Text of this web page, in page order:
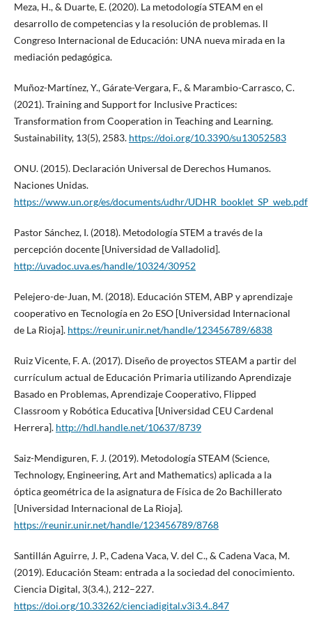
Meza, H., & Duarte, E. (2020). La metodología STEAM en el
desarrollo de competencias y la resolución de problemas. ll
Congreso Internacional de Educación: UNA nueva mirada en la
mediación pedagógica.
Muñoz-Martínez, Y., Gárate-Vergara, F., & Marambio-Carrasco, C.
(2021). Training and Support for Inclusive Practices:
Transformation from Cooperation in Teaching and Learning.
Sustainability, 13(5), 2583. https://doi.org/10.3390/su13052583
ONU. (2015). Declaración Universal de Derechos Humanos.
Naciones Unidas.
https://www.un.org/es/documents/udhr/UDHR_booklet_SP_web.pdf
Pastor Sánchez, I. (2018). Metodología STEM a través de la
percepción docente [Universidad de Valladolid].
http://uvadoc.uva.es/handle/10324/30952
Pelejero-de-Juan, M. (2018). Educación STEM, ABP y aprendizaje
cooperativo en Tecnología en 2o ESO [Universidad Internacional
de La Rioja]. https://reunir.unir.net/handle/123456789/6838
Ruiz Vicente, F. A. (2017). Diseño de proyectos STEAM a partir del
currículum actual de Educación Primaria utilizando Aprendizaje
Basado en Problemas, Aprendizaje Cooperativo, Flipped
Classroom y Robótica Educativa [Universidad CEU Cardenal
Herrera]. http://hdl.handle.net/10637/8739
Saiz-Mendiguren, F. J. (2019). Metodología STEAM (Science,
Technology, Engineering, Art and Mathematics) aplicada a la
óptica geométrica de la asignatura de Física de 2o Bachillerato
[Universidad Internacional de La Rioja].
https://reunir.unir.net/handle/123456789/8768
Santillán Aguirre, J. P., Cadena Vaca, V. del C., & Cadena Vaca, M.
(2019). Educación Steam: entrada a la sociedad del conocimiento.
Ciencia Digital, 3(3.4.), 212–227.
https://doi.org/10.33262/cienciadigital.v3i3.4..847